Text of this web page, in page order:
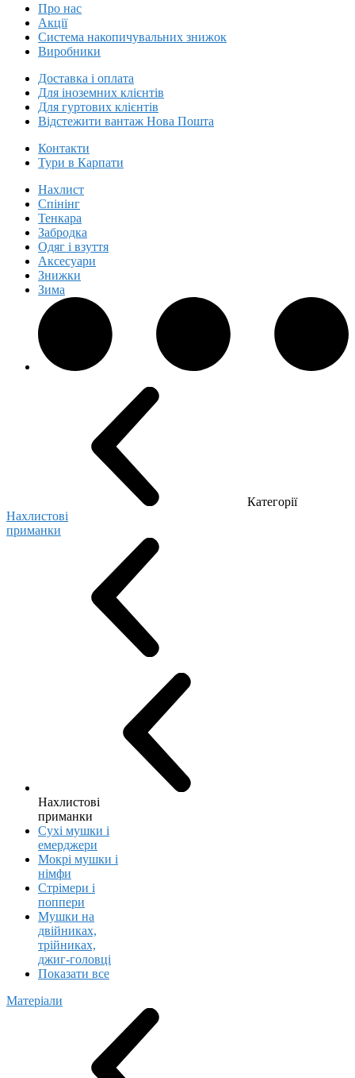
Про нас
Акції
Система накопичувальних знижок
Виробники
Доставка і оплата
Для іноземних клієнтів
Для гуртових клієнтів
Відстежити вантаж Нова Пошта
Контакти
Тури в Карпати
Нахлист
Спінінг
Тенкара
Забродка
Одяг і взуття
Аксесуари
Знижки
Зима
Категорії
Нахлистові
приманки
Нахлистові
приманки
Сухі мушки і
емерджери
Мокрі мушки і
німфи
Стрімери і
поппери
Мушки на
двійниках,
трійниках,
джиг-головці
Показати все
Матеріали